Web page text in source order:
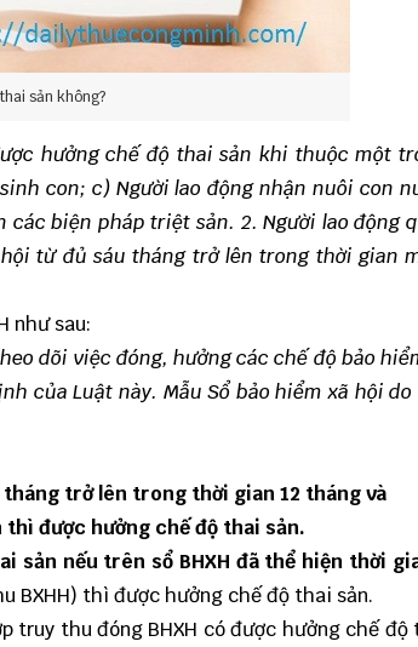
sản không?
hưởng chế độ thai sản khi thuộc một
con; c) Người lao động nhận nuôi con
các biện pháp triệt sản. 2. Người lao động
từ đủ sáu tháng trở lên trong thời gian
như sau:
dõi việc đóng, hưởng các chế độ bảo
của Luật này. Mẫu Sổ bảo hiểm xã hội
trở lên trong thời gian 12 tháng và
thì được hưởng chế độ thai sản.
sản nếu trên sổ BHXH đã thể hiện thời
BXHH) thì được hưởng chế độ thai sản.
truy thu đóng BHXH có được hưởng chế độ